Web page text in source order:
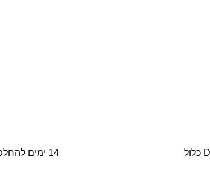
14 ימים להחלפה